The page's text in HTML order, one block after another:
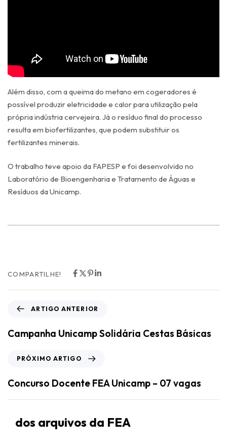
Além disso, com a queima do metano em cogeradores é
possível produzir eletricidade e calor para utilização pela
própria indústria cervejeira. Já o resíduo final do processo
resulta em biofertilizantes, que podem substituir os
fertilizantes minerais.
O trabalho teve apoio da FAPESP e foi desenvolvido no
Laboratório de Bioengenharia e Tratamento de Águas e
Resíduos da Unicamp.
COMPARTILHE!
ARTIGO ANTERIOR
Campanha Unicamp Solidária Cestas Básicas
PRÓXIMO ARTIGO
Concurso Docente FEA Unicamp – 07 vagas
dos arquivos da FEA